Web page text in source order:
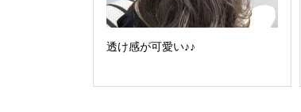
透け感が可愛い♪♪